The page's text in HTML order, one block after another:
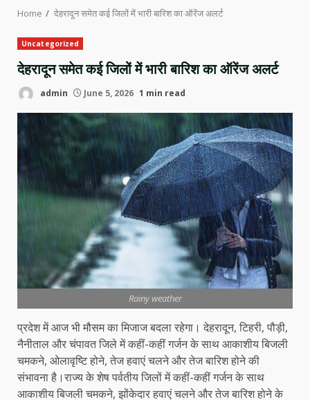
Home देहरादून समेत कई जिलों में भारी बारिश का ऑरेंज अलर्ट
Uncategorized
देहरादून समेत कई जिलों में भारी बारिश का ऑरेंज अलर्ट
admin June 5, 2026 1 min read
Rainy weather
प्रदेश में आज भी मौसम का मिजाज बदला रहेगा। देहरादून, टिहरी, पौड़ी,
नैनीताल और चंपावत जिले में कहीं-कहीं गर्जन के साथ आकाशीय बिजली
चमकने, ओलावृष्टि होने, तेज हवाएं चलने और तेज बारिश होने की
संभावना है।राज्य के शेष पर्वतीय जिलों में कहीं-कहीं गर्जन के साथ
आकाशीय बिजली चमकने, झोंकेदार हवाएं चलने और तेज बारिश होने के